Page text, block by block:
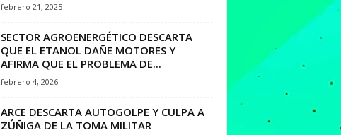
febrero 21, 2025
SECTOR AGROENERGÉTICO DESCARTA
QUE EL ETANOL DAÑE MOTORES Y
AFIRMA QUE EL PROBLEMA DE...
febrero 4, 2026
ARCE DESCARTA AUTOGOLPE Y CULPA A
ZÚÑIGA DE LA TOMA MILITAR